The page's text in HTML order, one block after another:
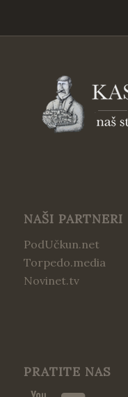
NAŠI PARTNERI
PodUčkun.net
Torpedo.media
Novinet.tv
PRATITE NAS